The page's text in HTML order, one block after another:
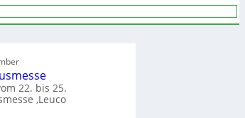
22. bis 25.
‚Leuco